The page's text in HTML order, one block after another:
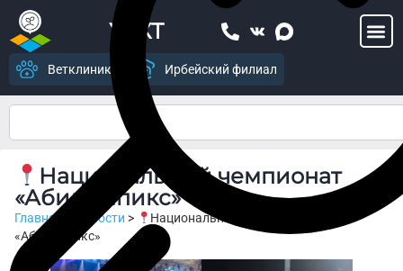
УСХТ
Ветклиника Ирбейский филиал
Национальный чемпионат
«Абилимпикс»
Главная Новости >
Национальный чемпионат
«Абилимпикс»